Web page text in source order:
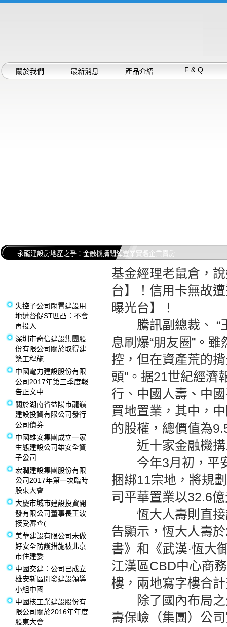
關於我們 最新消息 產品介紹 F & Q
永龍建設房地產之爭：金融機搆闊綽置業實體企業賣房
失控子公司閑置建設用
地遭督促ST匹凸：不會
再投入
深圳市奇信建設集團股
份有限公司關於取得建
築工程施
中國電力建設股份有限
公司2017年第三季度報
告正文中
關於湖南省益陽市龍嶺
建設投資有限公司發行
公司債券
中國雄安集團成立一家
生態建設公司雄安全資
子公司
宏潤建設集團股份有限
公司2017年第一次臨時
股東大會
大慶市城市建設投資開
發有限公司董事長王波
接受審查(
美華建設有限公司未做
好安全防護措施被北京
市住建委
中國交建：公司已成立
雄安新區開發建設領導
小組中國
中國核工業建設股份有
限公司關於2016年年度
股東大會
基金經理老鼠倉，
台】！信用卡無故
曝光台】！
騰訊副總裁、 “王
息刷爆“朋友圈”。
控，但在資產荒的
頭”。据21世紀經濟
行、中國人壽、中
買地置業，其中，
的股權，總價值為
近十家金融機搆
今年3月初，平安
捆綁11宗地，將規
司平華置業以32.6
恆大人壽則直接
告顯示，恆大人壽
書》和《武漢·恆大
江漢區CBD中心商
樓，兩地寫字樓合
除了國內布局之
壽保嶮（集團）公